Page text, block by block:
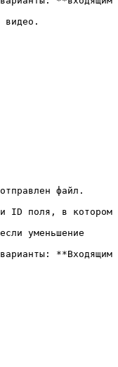
видео.
файл.
ID поля, в котором
уменьшение
**Входящим